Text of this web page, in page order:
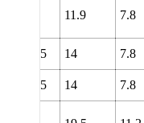
11.9 7.8
139.5 14 7.8
139.5 14 7.8